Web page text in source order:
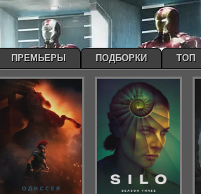
ПРЕМЬЕРЫ ПОДБОРКИ ТОП